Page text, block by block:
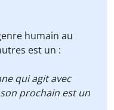
humain au
est un :
qui agit avec
prochain est un